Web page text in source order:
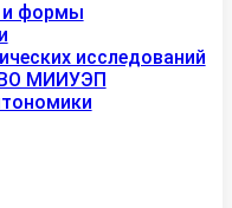
и формы
исследований
МИИУЭП